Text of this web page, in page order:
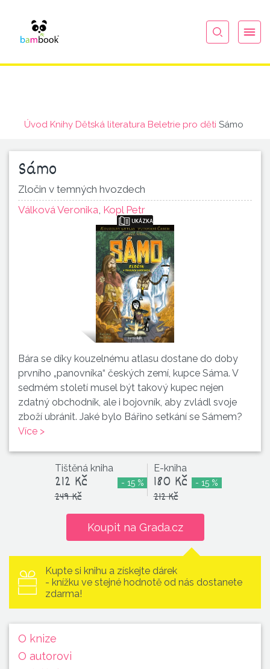
Úvod Knihy Dětská literatura Beletrie pro děti Sámo
Sámo
Zločin v temných hvozdech
Válková Veronika, Kopl Petr
Bára se díky kouzelnému atlasu dostane do doby
prvního „panovníka“ českých zemí, kupce Sáma. V
sedmém století musel být takový kupec nejen
zdatný obchodník, ale i bojovník, aby zvládl svoje
zboží ubránit. Jaké bylo Bářino setkání se Sámem?
Více >
Koupit na Grada.cz
Tištěná kniha
212 Kč
249 Kč
- 15 %
E-kniha
180 Kč
212 Kč
- 15 %
Kupte si knihu a získejte dárek
- knížku ve stejné hodnotě od nás dostanete
zdarma!
O knize
O autorovi